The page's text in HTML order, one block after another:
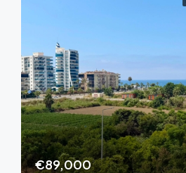
€89,000